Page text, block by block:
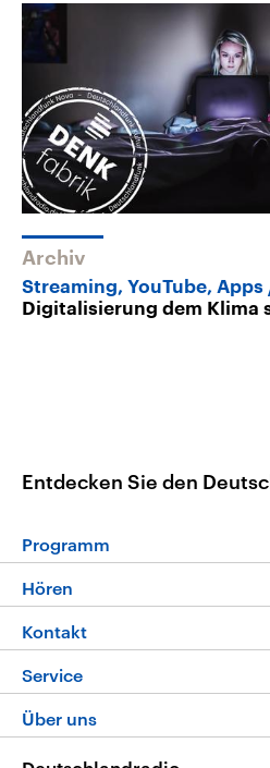
Archiv
Streaming, YouTube, Apps
Digitalisierung dem Klima
Entdecken Sie den
Programm
Programm
Die Nachrichten
Nachrichtenleicht
Neue Beiträge auf dlf.de
Hören
Livestream
Podcasts
Deutschlandfunk App
Kontakt
Hörerservice
Service
FAQ
Über uns